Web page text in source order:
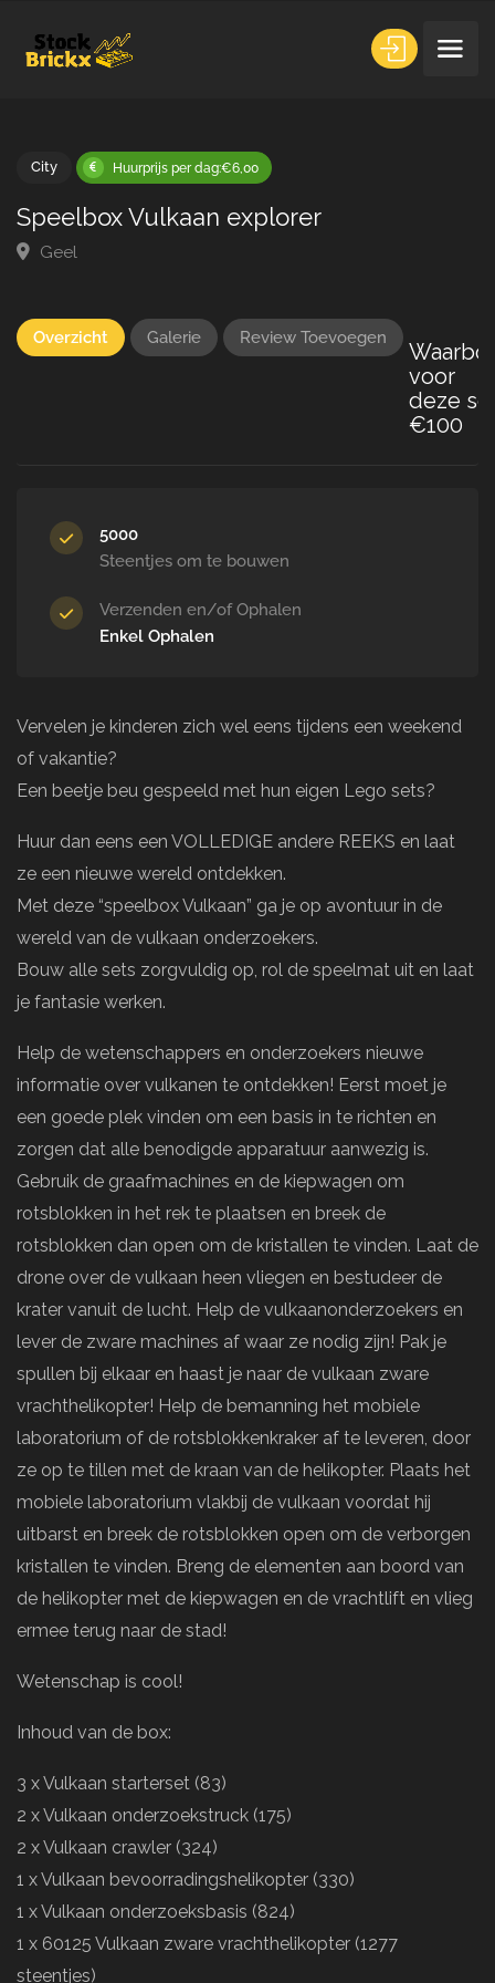
Huurprijs per dag:€6,00
Speelbox Vulkaan explorer
Overzicht Galerie Review Toevoegen
voor
deze
€100
5000
Steentjes om te bouwen
Verzenden en/of Ophalen
Enkel Ophalen
Vervelen je kinderen zich wel eens tijdens een weekend
of vakantie?
Een beetje beu gespeeld met hun eigen Lego sets?
Huur dan eens een VOLLEDIGE andere REEKS en laat
ze een nieuwe wereld ontdekken.
Met deze “speelbox Vulkaan” ga je op avontuur in de
wereld van de vulkaan onderzoekers.
Bouw alle sets zorgvuldig op, rol de speelmat uit en laat
je fantasie werken.
Help de wetenschappers en onderzoekers nieuwe
informatie over vulkanen te ontdekken! Eerst moet je
een goede plek vinden om een basis in te richten en
zorgen dat alle benodigde apparatuur aanwezig is.
Gebruik de graafmachines en de kiepwagen om
rotsblokken in het rek te plaatsen en breek de
rotsblokken dan open om de kristallen te vinden. Laat de
drone over de vulkaan heen vliegen en bestudeer de
krater vanuit de lucht. Help de vulkaanonderzoekers en
lever de zware machines af waar ze nodig zijn! Pak je
spullen bij elkaar en haast je naar de vulkaan zware
vrachthelikopter! Help de bemanning het mobiele
laboratorium of de rotsblokkenkraker af te leveren, door
ze op te tillen met de kraan van de helikopter. Plaats het
mobiele laboratorium vlakbij de vulkaan voordat hij
uitbarst en breek de rotsblokken open om de verborgen
kristallen te vinden. Breng de elementen aan boord van
de helikopter met de kiepwagen en de vrachtlift en vlieg
ermee terug naar de stad!
Wetenschap is cool!
Inhoud van de box:
3 x Vulkaan starterset (83)
2 x Vulkaan onderzoekstruck (175)
2 x Vulkaan crawler (324)
1 x Vulkaan bevoorradingshelikopter (330)
1 x Vulkaan onderzoeksbasis (824)
1 x 60125 Vulkaan zware vrachthelikopter (1277
steentjes)